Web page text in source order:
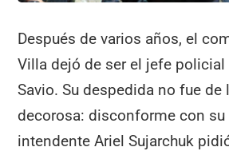
Después de varios años, el
Villa dejó de ser el jefe
Savio. Su despedida no fue de
decorosa: disconforme con su
intendente Ariel Sujarchuk